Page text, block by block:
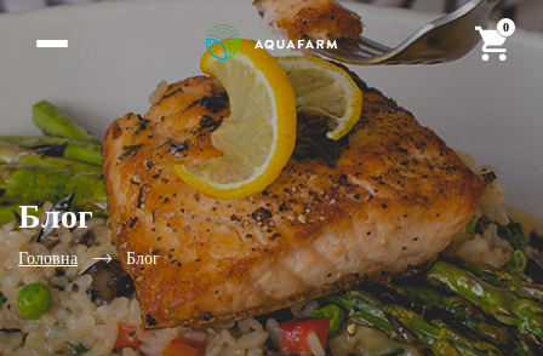
0
Блог
Головна Блог